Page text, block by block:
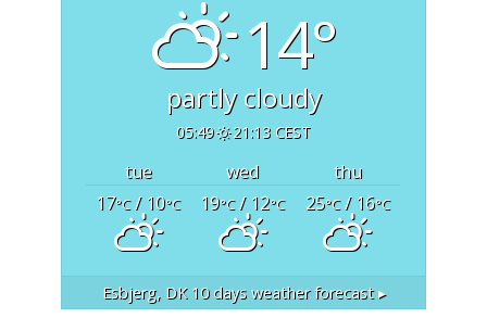
14°
partly cloudy
05:49 21:13 CEST
tue wed
thu
17°C/ 10°C 19°C/ 12°C 25°C/ 16°C
Esbjerg, DK10 days weather forecast ▸